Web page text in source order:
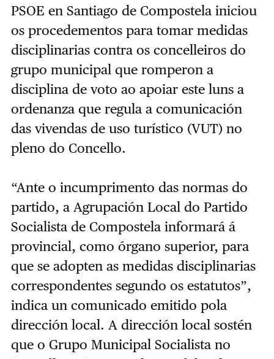
PSOE en Santiago de Compostela iniciou
os procedementos para tomar medidas
disciplinarias contra os concelleiros do
grupo municipal que romperon a
disciplina de voto ao apoiar este luns a
ordenanza que regula a comunicación
das vivendas de uso turístico (VUT) no
pleno do Concello.
“Ante o incumprimento das normas do
partido, a Agrupación Local do Partido
Socialista de Compostela informará á
provincial, como órgano superior, para
que se adopten as medidas disciplinarias
correspondentes segundo os estatutos”,
indica un comunicado emitido pola
dirección local. A dirección local sostén
que o Grupo Municipal Socialista no